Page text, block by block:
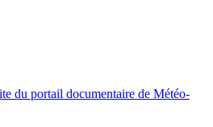
du portail documentaire de Météo-